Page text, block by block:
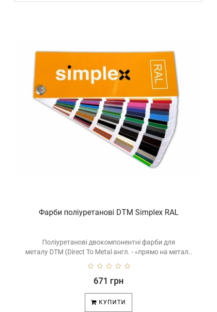
Фарби поліуретанові DTM Simplex RAL
Поліуретанові двокомпонентні фарби для
металу DTM (Direct To Metal англ. - «прямо на метал..
671 грн
КУПИТИ